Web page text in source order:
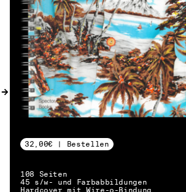
DISTRIBUTION
KONTAKT
KUNDENKONTO
32,00€ | Bestellen
108 Seiten
45 s/w- und Farbabbildungen
Hardcover mit Wire-o-Bindung